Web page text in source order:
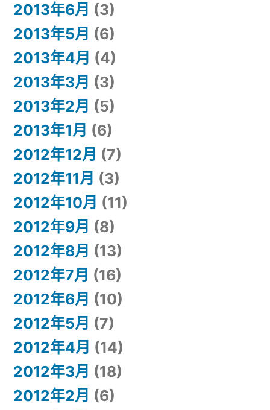
2013年6月 (3)
2013年5月 (6)
2013年4月 (4)
2013年3月 (3)
2013年2月 (5)
2013年1月 (6)
2012年12月 (7)
2012年11月 (3)
2012年10月 (11)
2012年9月 (8)
2012年8月 (13)
2012年7月 (16)
2012年6月 (10)
2012年5月 (7)
2012年4月 (14)
2012年3月 (18)
2012年2月 (6)